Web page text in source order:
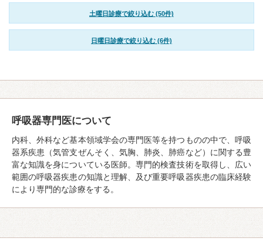
土曜日診療で絞り込む (50件)
日曜日診療で絞り込む (6件)
呼吸器専門医について
内科、外科など基本領域学会の専門医等を持つものの中で、呼吸
器系疾患（気管支ぜんそく、気胸、肺炎、肺癌など）に関する豊
富な知識を身についている医師。専門的検査技術を取得し、広い
範囲の呼吸器疾患の知識と理解、及び重要呼吸器疾患の臨床経験
により専門的な診療をする。